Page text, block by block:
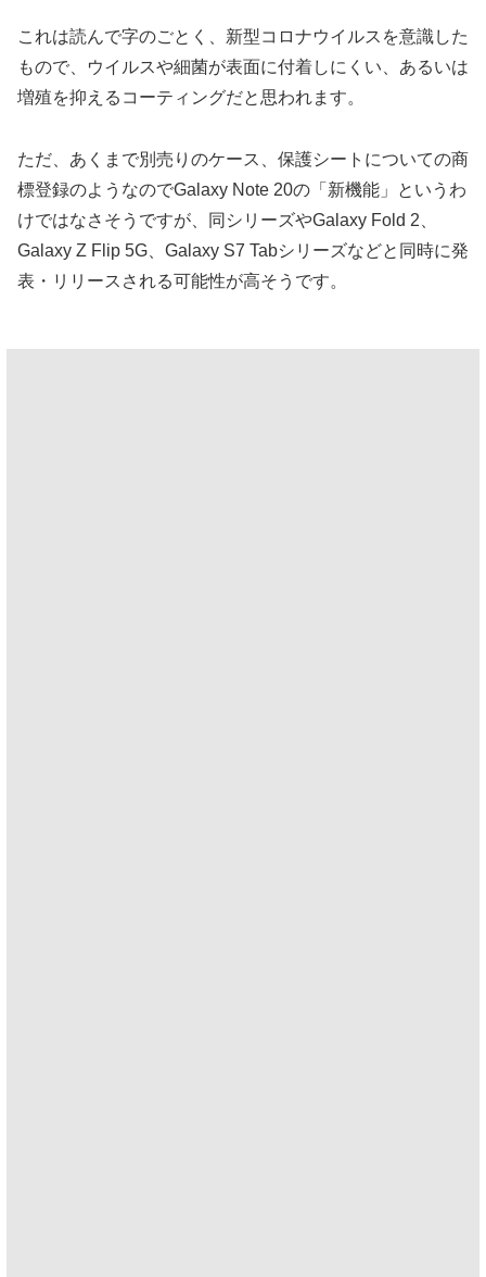
これは読んで字のごとく、新型コロナウイルスを意識した
もので、ウイルスや細菌が表面に付着しにくい、あるいは
増殖を抑えるコーティングだと思われます。
ただ、あくまで別売りのケース、保護シートについての商
標登録のようなのでGalaxy Note 20の「新機能」というわ
けではなさそうですが、同シリーズやGalaxy Fold 2、
Galaxy Z Flip 5G、Galaxy S7 Tabシリーズなどと同時に発
表・リリースされる可能性が高そうです。